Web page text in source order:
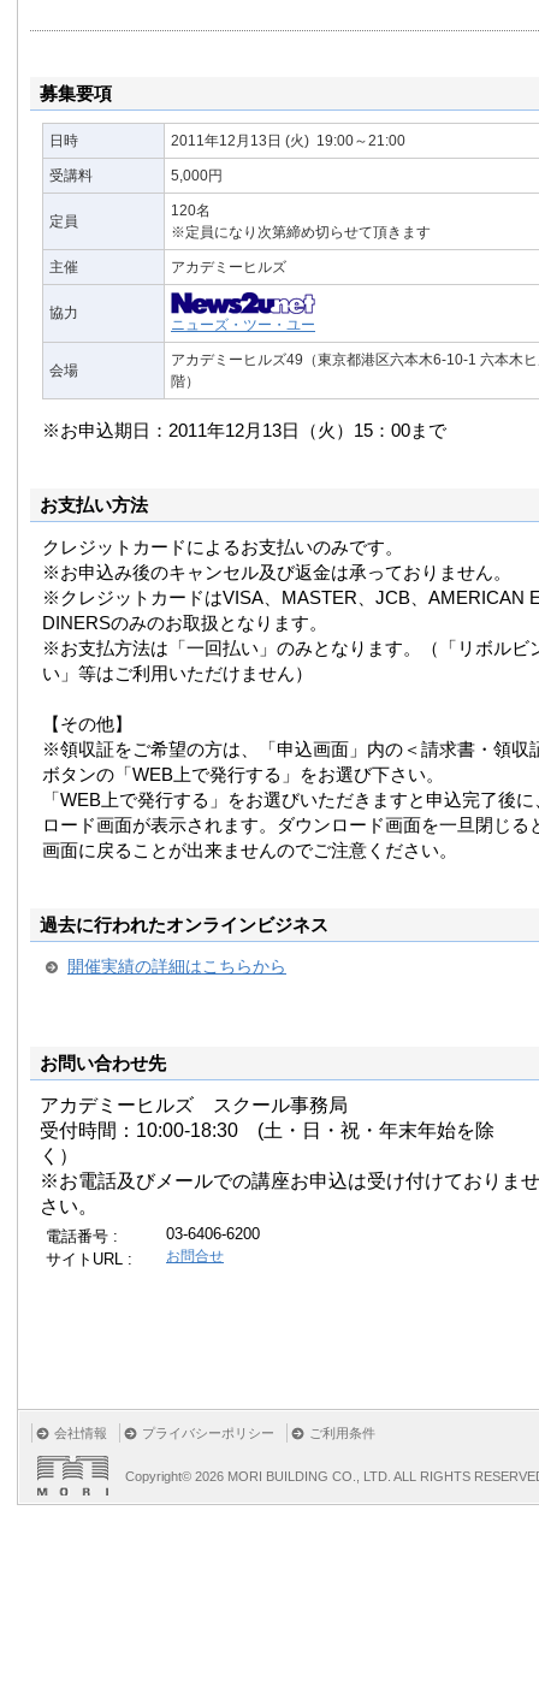
株式会社ニューズ・ツー・ユー
News2u 社長ブログ
ニュースリリースポータルサイト News2u.net
募集要項
日時 2011年12月13日 (火) 19:00～21:00
受講料 5,000円
定員
120名
※定員になり次第締め切らせて頂きます
主催 アカデミーヒルズ
協力
ニューズ・ツー・ユー
会場
アカデミーヒルズ49（東京都港区六本木6-10-1 六本木
階）
※お申込期日：2011年12月13日（火）15：00まで
お支払い方法
クレジットカードによるお支払いのみです。
※お申込み後のキャンセル及び返金は承っておりません。
※クレジットカードはVISA、MASTER、JCB、AMERICAN
DINERSのみのお取扱となります。
※お支払方法は「一回払い」のみとなります。（「リボルビ
い」等はご利用いただけません）
【その他】
※領収証をご希望の方は、「申込画面」内の＜請求書・領収
ボタンの「WEB上で発行する」をお選び下さい。
「WEB上で発行する」をお選びいただきますと申込完了後
ロード画面が表示されます。ダウンロード画面を一旦閉じる
画面に戻ることが出来ませんのでご注意ください。
過去に行われたオンラインビジネス
開催実績の詳細はこちらから
お問い合わせ先
アカデミーヒルズ スクール事務局
受付時間：10:00-18:30 (土・日・祝・年末年始を除
く）
※お電話及びメールでの講座お申込は受け付けておりま
さい。
電話番号 :
03-6406-6200
サイトURL :
お問合せ
会社情報 プライバシーポリシー ご利用条件
Copyright© 2026 MORI BUILDING CO., LTD. ALL RIGHTS